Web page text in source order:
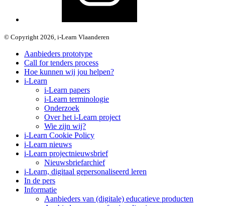
© Copyright 2026, i-Learn Vlaanderen
Aanbieders prototype
Call for tenders process
Hoe kunnen wij jou helpen?
i-Learn
i-Learn papers
i-Learn terminologie
Onderzoek
Over het i-Learn project
Wie zijn wij?
i-Learn Cookie Policy
i-Learn nieuws
i-Learn projectnieuwsbrief
Nieuwsbriefarchief
i-Learn, digitaal gepersonaliseerd leren
In de pers
Informatie
Aanbieders van (digitale) educatieve producten